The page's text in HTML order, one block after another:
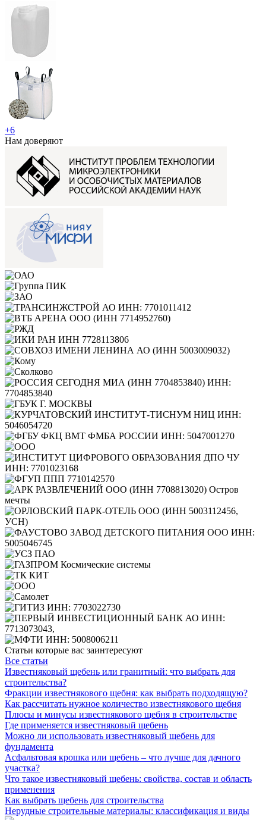
+6
Нам доверяют
Статьи которые вас заинтересуют
Все статьи
Известняковый щебень или гранитный: что выбрать для
строительства?
Фракции известнякового щебня: как выбрать подходящую?
Как рассчитать нужное количество известнякового щебня
Плюсы и минусы известнякового щебня в строительстве
Где применяется известняковый щебень
Можно ли использовать известняковый щебень для
фундамента
Асфальтовая крошка или щебень – что лучше для дачного
участка?
Что такое известняковый щебень: свойства, состав и область
применения
Как выбрать щебень для строительства
Нерудные строительные материалы: классификация и виды